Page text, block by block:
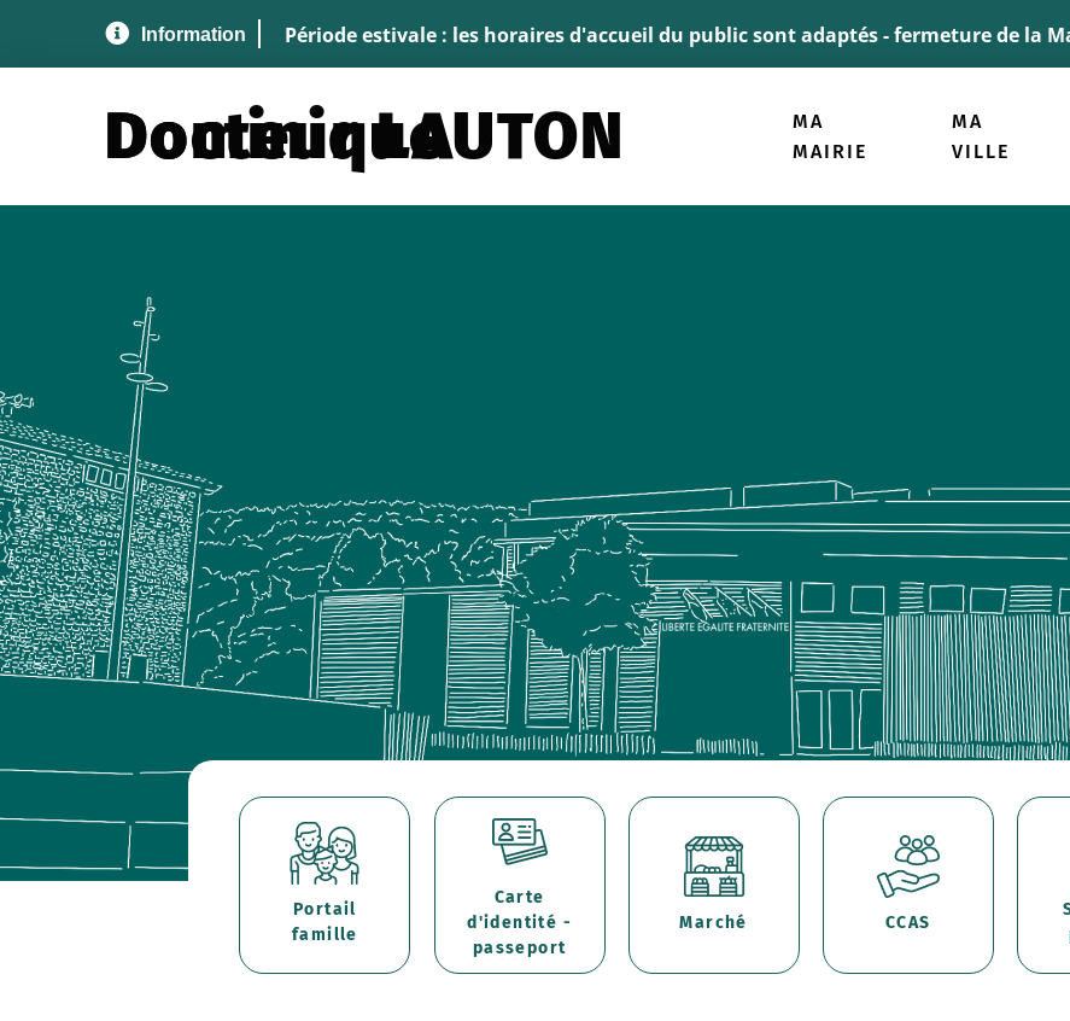
Période estivale : les horaires d'accueil du public sont adaptés - fermeture de la
Docteur LAUTON Dominique
MA
MAIRIE
MA
VILLE
Portail
famille
Carte
d'identité -
passeport
Marché CCAS